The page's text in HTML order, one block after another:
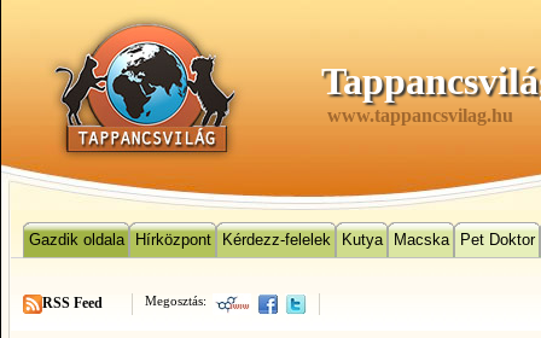
www.tappancsvilag.hu
Gazdik oldala Hírközpont Kérdezz-felelek Kutya Macska Pet Doktor
Megosztás:
RSS Feed